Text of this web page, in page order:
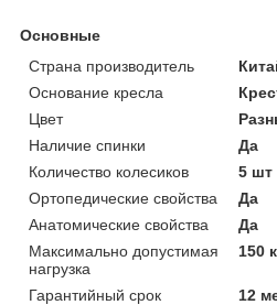
Основные
Страна производитель
Основание кресла
Цвет
Наличие спинки
Да
Количество колесиков
5 шт
Ортопедические свойства
Да
Анатомические свойства
Да
Максимально допустимая
нагрузка
150
Гарантийный срок
12